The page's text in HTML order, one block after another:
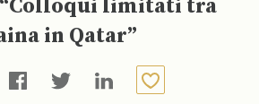
limitati tra
in Qatar”